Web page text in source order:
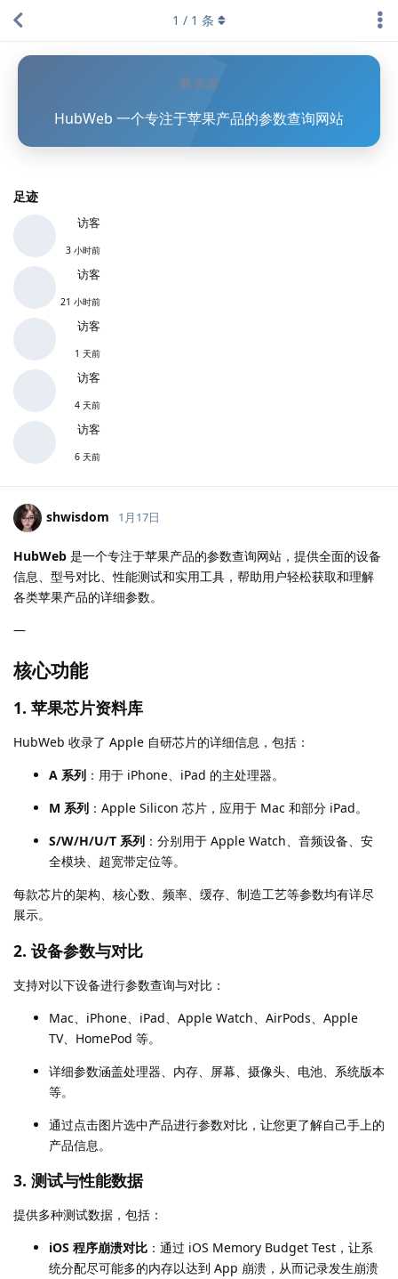
资源
HubWeb 一个专注于苹果产品的参数查询网站
足迹
访客
3 小时前
访客
21 小时前
访客
1 天前
访客
4 天前
访客
6 天前
1 / 1 条
shwisdom 1月17日
HubWeb 是一个专注于苹果产品的参数查询网站，提供全面的设备
信息、型号对比、性能测试和实用工具，帮助用户轻松获取和理解
各类苹果产品的详细参数。
—
核心功能
1. 苹果芯片资料库
HubWeb 收录了 Apple 自研芯片的详细信息，包括：
A 系列 ：用于 iPhone、iPad 的主处理器。
M 系列 ：Apple Silicon 芯片，应用于 Mac 和部分 iPad。
S/W/H/U/T 系列 ：分别用于 Apple Watch、音频设备、安
全模块、超宽带定位等。
每款芯片的架构、核心数、频率、缓存、制造工艺等参数均有详尽
展示。
2. 设备参数与对比
支持对以下设备进行参数查询与对比：
Mac、iPhone、iPad、Apple Watch、AirPods、Apple
TV、HomePod 等。
详细参数涵盖处理器、内存、屏幕、摄像头、电池、系统版本
等。
通过点击图片选中产品进行参数对比，让您更了解自己手上的
产品信息。
3. 测试与性能数据
提供多种测试数据，包括：
iOS 程序崩溃对比 ：通过 iOS Memory Budget Test，让系
统分配尽可能多的内存以达到 App 崩溃，从而记录发生崩溃